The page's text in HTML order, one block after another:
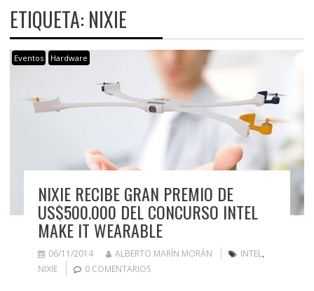
ETIQUETA: NIXIE
Eventos Hardware
NIXIE RECIBE GRAN PREMIO DE
US$500.000 DEL CONCURSO INTEL
MAKE IT WEARABLE
06/11/2014 ALBERTO MARÍN MORÁN INTEL,
NIXIE
0 COMENTARIOS